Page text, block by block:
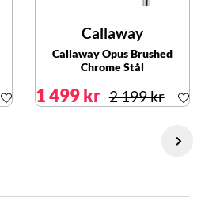
Callaway
Callaway Opus Brushed
Chrome Stål
1 499 kr 2 199 kr